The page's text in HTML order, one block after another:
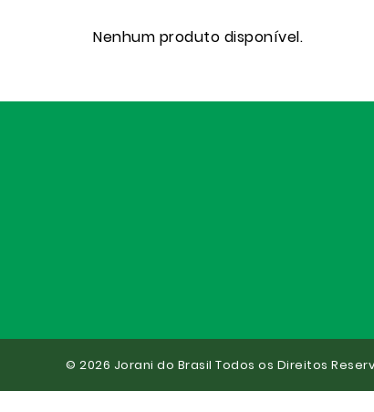
Nenhum produto disponível.
© 2026 Jorani do Brasil Todos os Direitos